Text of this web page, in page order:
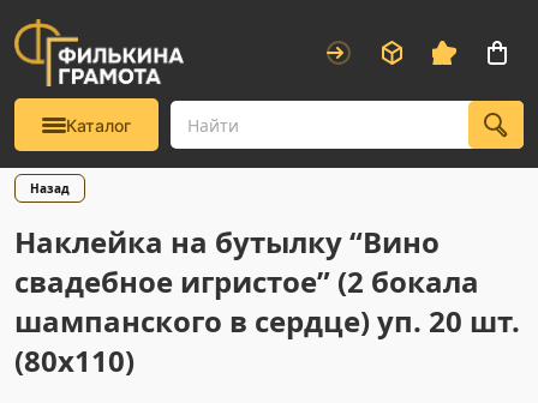
Каталог
Назад
Наклейка на бутылку “Вино
свадебное игристое” (2 бокала
шампанского в сердце) уп. 20 шт.
(80х110)